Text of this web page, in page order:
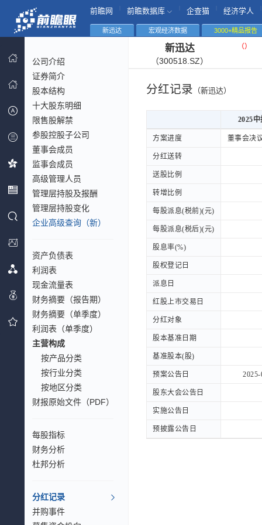
前瞻网 前瞻数据库 企查猫 经济学人
新迅达 宏观经济数据 3000+精品报告
公司介绍
证券简介
股本结构
十大股东明细
限售股解禁
参股控股子公司
董事会成员
监事会成员
高级管理人员
管理层持股及报酬
管理层持股变化
企业高级查询（新）
资产负债表
利润表
现金流量表
财务摘要（报告期）
财务摘要（单季度）
利润表（单季度）
主营构成
按产品分类
按行业分类
按地区分类
财报原始文件（PDF）
每股指标
财务分析
杜邦分析
分红记录
并购事件
新迅达
（300518.SZ）
（）
分红记录 （新迅达）
2025中
2025中
方案进度 董事会决
分红送转
送股比例
转增比例
每股派息(税前)(元)
每股派息(税后)(元)
股息率(%)
股权登记日
派息日
红股上市交易日
分红对象
股本基准日期
基准股本(股)
预案公告日
股东大会公告日
实施公告日
预披露公告日
方案进度
分红送转
送股比例
转增比例
每股派息(税前)(元)
每股派息(税后)(元)
股息率(%)
股权登记日
派息日
红股上市交易日
分红对象
股本基准日期
基准股本(股)
预案公告日
股东大会公告日
实施公告日
预披露公告日